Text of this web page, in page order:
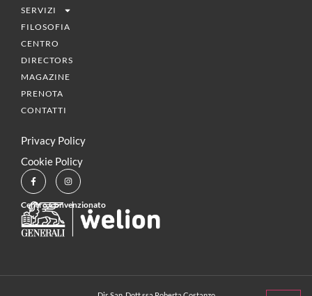
SERVIZI
FILOSOFIA
CENTRO
DIRECTORS
MAGAZINE
PRENOTA
CONTATTI
Privacy Policy
Cookie Policy
Centro Convenzionato